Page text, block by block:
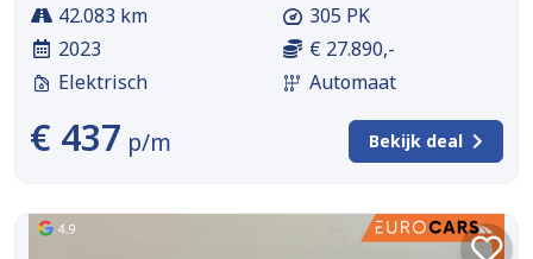
42.083 km
2023
Elektrisch
305 PK
€ 27.890,-
Automaat
€ 437 p/m Bekijk deal